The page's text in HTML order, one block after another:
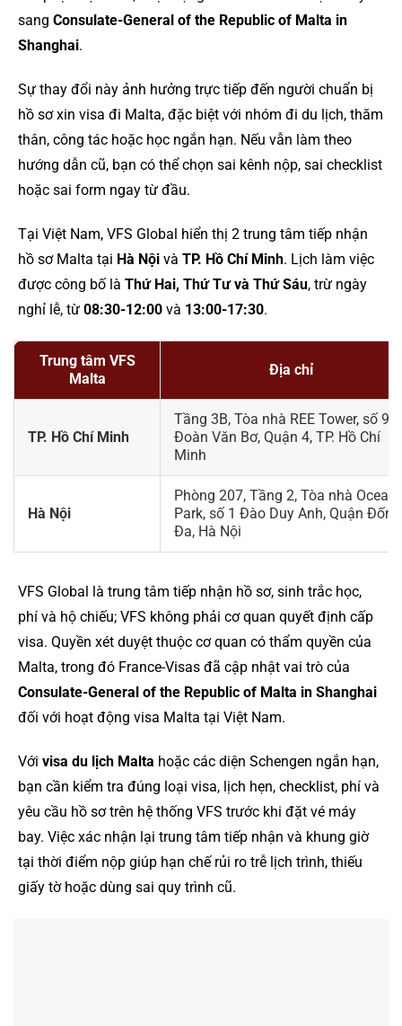
sang Consulate-General of the Republic of Malta in
Shanghai.
Sự thay đổi này ảnh hưởng trực tiếp đến người chuẩn bị
hồ sơ xin visa đi Malta, đặc biệt với nhóm đi du lịch, thăm
thân, công tác hoặc học ngắn hạn. Nếu vẫn làm theo
hướng dẫn cũ, bạn có thể chọn sai kênh nộp, sai checklist
hoặc sai form ngay từ đầu.
Tại Việt Nam, VFS Global hiển thị 2 trung tâm tiếp nhận
hồ sơ Malta tại Hà Nội và TP. Hồ Chí Minh. Lịch làm việc
được công bố là Thứ Hai, Thứ Tư và Thứ Sáu, trừ ngày
nghỉ lễ, từ 08:30-12:00 và 13:00-17:30.
Trung tâm VFS
Malta
Địa chỉ
TP. Hồ Chí Minh
Tầng 3B, Tòa nhà REE Tower, số 9
Đoàn Văn Bơ, Quận 4, TP. Hồ Chí
Minh
Hà Nội
Phòng 207, Tầng 2, Tòa nhà Ocean
Park, số 1 Đào Duy Anh, Quận Đống
Đa, Hà Nội
VFS Global là trung tâm tiếp nhận hồ sơ, sinh trắc học,
phí và hộ chiếu; VFS không phải cơ quan quyết định cấp
visa. Quyền xét duyệt thuộc cơ quan có thẩm quyền của
Malta, trong đó France-Visas đã cập nhật vai trò của
Consulate-General of the Republic of Malta in Shanghai
đối với hoạt động visa Malta tại Việt Nam.
Với visa du lịch Malta hoặc các diện Schengen ngắn hạn,
bạn cần kiểm tra đúng loại visa, lịch hẹn, checklist, phí và
yêu cầu hồ sơ trên hệ thống VFS trước khi đặt vé máy
bay. Việc xác nhận lại trung tâm tiếp nhận và khung giờ
tại thời điểm nộp giúp hạn chế rủi ro trễ lịch trình, thiếu
giấy tờ hoặc dùng sai quy trình cũ.